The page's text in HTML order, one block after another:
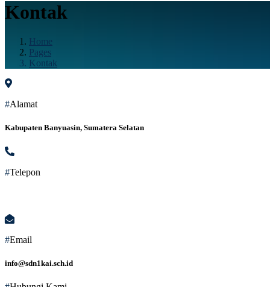
Kontak
Home
Pages
Kontak
#Alamat
Kabupaten Banyuasin, Sumatera Selatan
#Telepon
#Email
info@sdn1kai.sch.id